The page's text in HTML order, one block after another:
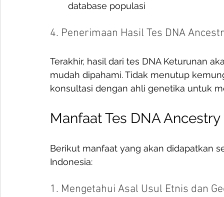
database populasi
4. Penerimaan Hasil Tes DNA
Terakhir, hasil dari tes DNA Keturunan
mudah dipahami. Tidak menutup
konsultasi dengan ahli genetika untuk
Manfaat Tes DNA Ancestry
Berikut manfaat yang akan didapatkan
Indonesia:
1. Mengetahui Asal Usul Etnis dan